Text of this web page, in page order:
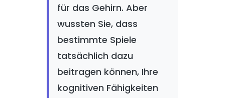
für das Gehirn. Aber
wussten Sie, dass
bestimmte Spiele
tatsächlich dazu
beitragen können, Ihre
kognitiven Fähigkeiten